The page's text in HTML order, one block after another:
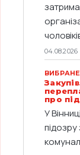
04.08.2026
ВИБРАНЕ
про
У